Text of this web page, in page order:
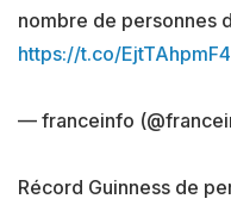
nombre de personnes
https://t.co/EjtTAhpmF4
— franceinfo
Récord Guinness de